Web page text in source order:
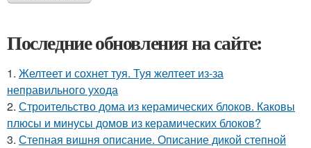
Последние обновления на сайте:
1. Желтеет и сохнет туя. Туя желтеет из-за
неправильного ухода
2. Строительство дома из керамических блоков. Каковы
плюсы и минусы домов из керамических блоков?
3. Степная вишня описание. Описание дикой степной